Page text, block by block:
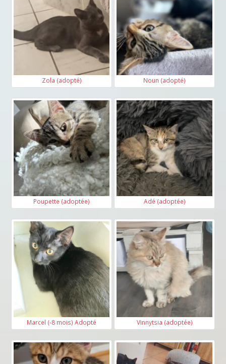
Zola (adopté) Noun (adopté)
Poupette (adoptée) Adé (adoptée)
Marcel (-8 mois) Adopté Vinnytsia (adoptée)